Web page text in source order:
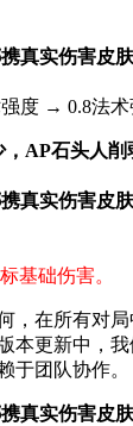
度 → 0.8法术
AP石头人削
基础伤害。
在所有对局
本更新中，我
于团队协作。